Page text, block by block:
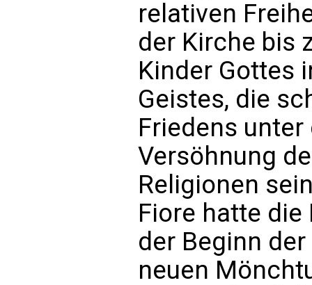
relativen
der Kirche bis
Kinder Gottes
Geistes, die
Friedens
Versöhnung
Religionen
Fiore hatte
der Beginn
neuen